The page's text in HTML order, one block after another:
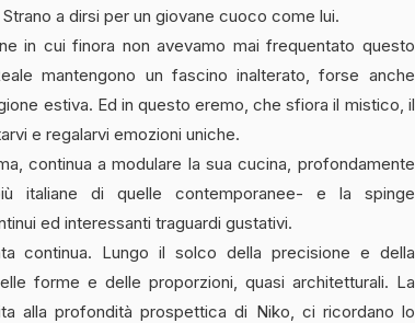
a dirsi per un giovane cuoco come lui.
in cui finora non avevamo mai frequentato questo
mantengono un fascino inalterato, forse anche
estiva. Ed in questo eremo, che sfiora il mistico, il
e regalarvi emozioni uniche.
continua a modulare la sua cucina, profondamente
italiane di quelle contemporanee- e la spinge
ed interessanti traguardi gustativi.
continua. Lungo il solco della precisione e della
forme e delle proporzioni, quasi architetturali. La
alla profondità prospettica di Niko, ci ricordano lo